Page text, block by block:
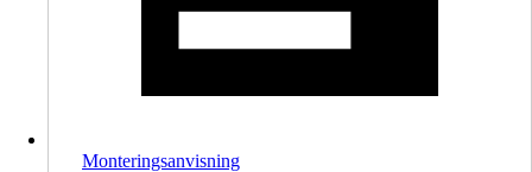
Monteringsanvisning